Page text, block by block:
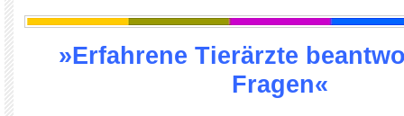
»Erfahrene Tierärzte
Fragen«